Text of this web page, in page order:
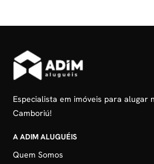
Especialista em imóveis para alugar
Camboriú!
A ADIM ALUGUÉIS
Quem Somos